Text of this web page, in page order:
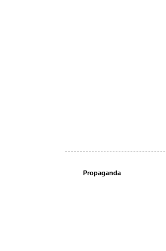
Propaganda